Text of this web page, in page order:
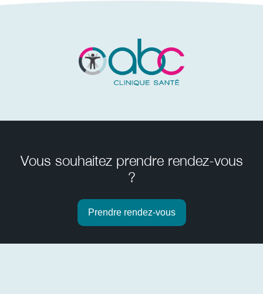
Vous souhaitez prendre rendez-vous
?
Prendre rendez-vous